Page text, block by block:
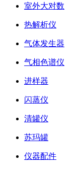
室外大对数
热解析仪
气体发生器
气相色谱仪
进样器
闪蒸仪
清罐仪
苏玛罐
仪器配件